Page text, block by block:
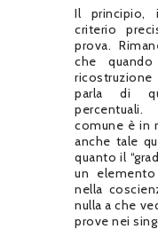
Il principio,
criterio
prova.
che
parla di
comune è in
anche tale
quanto il
un
nella
nulla a che
prove nei